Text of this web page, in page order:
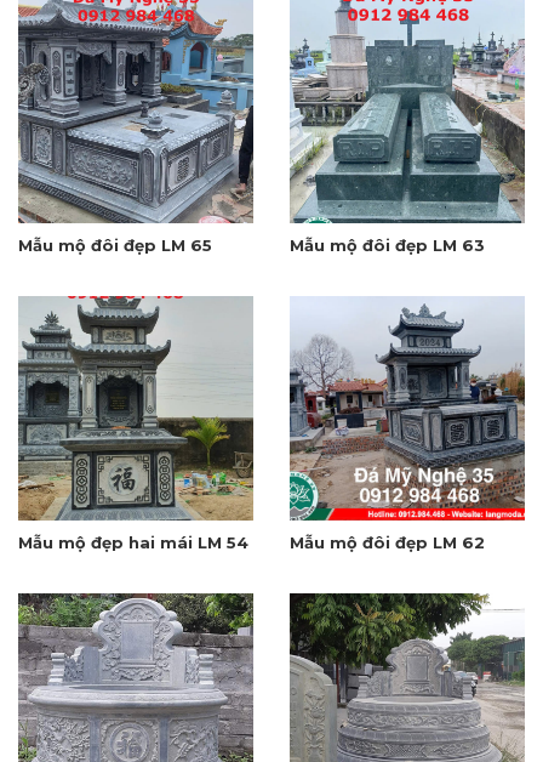
Mẫu mộ đôi đẹp LM 65 Mẫu mộ đôi đẹp LM 63
Mẫu mộ đẹp hai mái LM 54 Mẫu mộ đôi đẹp LM 62